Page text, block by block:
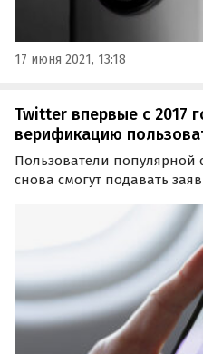
17 июня 2021, 13:18
Twitter впервые с 2017
верификацию
Пользователи популярной
снова смогут подавать
позволит получить
летней «заморозки» на